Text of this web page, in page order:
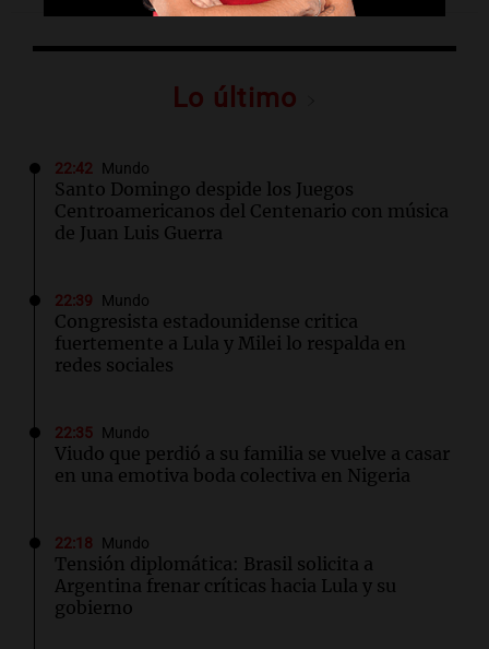
Lo último
22:42 Mundo
Santo Domingo despide los Juegos
Centroamericanos del Centenario con música
de Juan Luis Guerra
22:39 Mundo
Congresista estadounidense critica
fuertemente a Lula y Milei lo respalda en
redes sociales
22:35 Mundo
Viudo que perdió a su familia se vuelve a casar
en una emotiva boda colectiva en Nigeria
22:18 Mundo
Tensión diplomática: Brasil solicita a
Argentina frenar críticas hacia Lula y su
gobierno